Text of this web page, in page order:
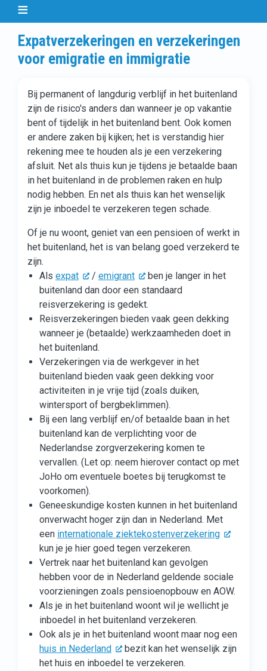
Expatverzekeringen en verzekeringen
voor emigratie en immigratie
Bij permanent of langdurig verblijf in het buitenland
zijn de risico's anders dan wanneer je op vakantie
bent of tijdelijk in het buitenland bent. Ook komen
er andere zaken bij kijken; het is verstandig hier
rekening mee te houden als je een verzekering
afsluit. Net als thuis kun je tijdens je betaalde baan
in het buitenland in de problemen raken en hulp
nodig hebben. En net als thuis kan het wenselijk
zijn je inboedel te verzekeren tegen schade.
Of je nu woont, geniet van een pensioen of werkt in
het buitenland, het is van belang goed verzekerd te
zijn.
Als expat / emigrant
ben je langer in het
buitenland dan door een standaard
reisverzekering is gedekt.
Reisverzekeringen bieden vaak geen dekking
wanneer je (betaalde) werkzaamheden doet in
het buitenland.
Verzekeringen via de werkgever in het
buitenland bieden vaak geen dekking voor
activiteiten in je vrije tijd (zoals duiken,
wintersport of bergbeklimmen).
Bij een lang verblijf en/of betaalde baan in het
buitenland kan de verplichting voor de
Nederlandse zorgverzekering komen te
vervallen. (Let op: neem hierover contact op met
JoHo om eventuele boetes bij terugkomst te
voorkomen).
Geneeskundige kosten kunnen in het buitenland
onverwacht hoger zijn dan in Nederland. Met
een internationale ziektekostenverzekering
kun je je hier goed tegen verzekeren.
Vertrek naar het buitenland kan gevolgen
hebben voor de in Nederland geldende sociale
voorzieningen zoals pensioenopbouw en AOW.
Als je in het buitenland woont wil je wellicht je
inboedel in het buitenland verzekeren.
Ook als je in het buitenland woont maar nog een
huis in Nederland
bezit kan het wenselijk zijn
het huis en inboedel te verzekeren.